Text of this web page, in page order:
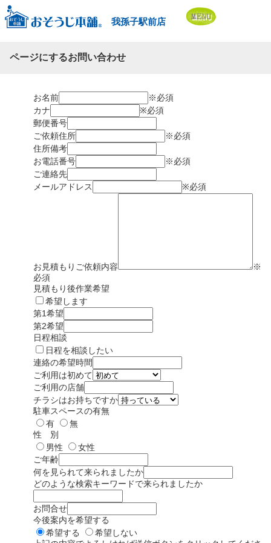
我孫子駅前店
ページにするお問い合わせ
お名前
※必須
カナ
※必須
郵便番号
ご依頼住所
※必須
住所備考
お電話番号
※必須
ご連絡先
メールアドレス
※必須
お見積もりご依頼内容
※
必須
見積もり後作業希望
希望します
第1希望
第2希望
日程相談
日程を相談したい
連絡の希望時間
ご利用は初めて
ご利用の店舗
チラシはお持ちですか
駐車スペースの有無
有
無
性 別
男性
女性
ご年齢
何を見られて来られましたか
どのような検索キーワードで来られましたか
お問合せ
今後案内を希望する
希望する
希望しない